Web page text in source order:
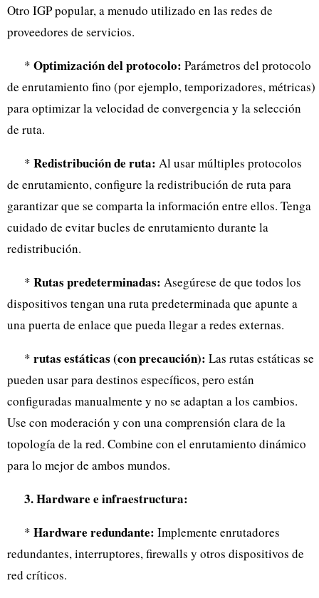
Otro IGP popular, a menudo utilizado en las redes de
proveedores de servicios.
* Optimización del protocolo: Parámetros del protocolo
de enrutamiento fino (por ejemplo, temporizadores, métricas)
para optimizar la velocidad de convergencia y la selección
de ruta.
* Redistribución de ruta: Al usar múltiples protocolos
de enrutamiento, configure la redistribución de ruta para
garantizar que se comparta la información entre ellos. Tenga
cuidado de evitar bucles de enrutamiento durante la
redistribución.
* Rutas predeterminadas: Asegúrese de que todos los
dispositivos tengan una ruta predeterminada que apunte a
una puerta de enlace que pueda llegar a redes externas.
* rutas estáticas (con precaución): Las rutas estáticas se
pueden usar para destinos específicos, pero están
configuradas manualmente y no se adaptan a los cambios.
Use con moderación y con una comprensión clara de la
topología de la red. Combine con el enrutamiento dinámico
para lo mejor de ambos mundos.
3. Hardware e infraestructura:
* Hardware redundante: Implemente enrutadores
redundantes, interruptores, firewalls y otros dispositivos de
red críticos.